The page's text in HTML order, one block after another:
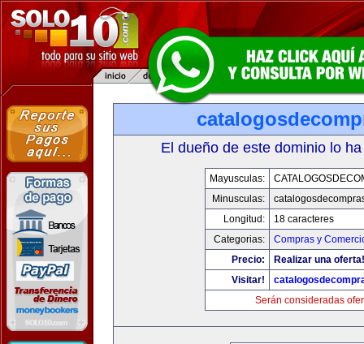
El dueño de este dominio lo
Mayusculas:
Minusculas:
Longitud:
18 caracteres
Categorias:
Compras y
Precio:
Realizar una oferta!
Visitar!
Serán consideradas